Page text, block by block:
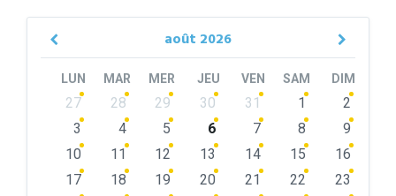
août 2026
Previous
LUN MAR MER JEU VEN SAM DIM
Skip
calendar
27 28 29 30 31 1
2
3
4 5 6 7 8
9
10
11 12 13 14 15
16
17
18 19 20 21 22
23